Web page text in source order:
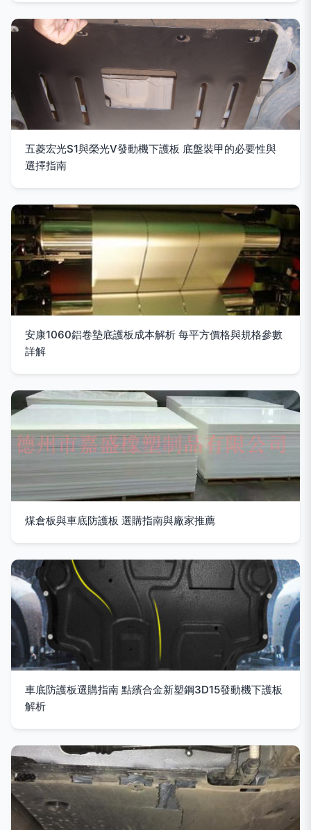
五菱宏光S1與榮光V發動機下護板 底盤裝甲的必要性與
選擇指南
安康1060鋁卷墊底護板成本解析 每平方價格與規格參數
詳解
煤倉板與車底防護板 選購指南與廠家推薦
車底防護板選購指南 點繽合金新塑鋼3D15發動機下護板
解析